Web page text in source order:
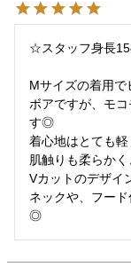
☆スタッフ身長
Mサイズの着用で
ボアですが、モ
す◎
着心地はとても
肌触りも柔らか
Vカットのデザイ
ネックや、フー
◎